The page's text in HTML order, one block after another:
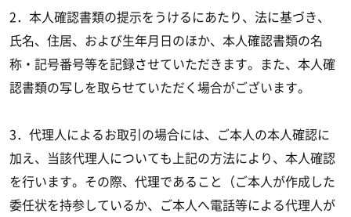
2．本人確認書類の提示をうけるにあたり、法に基づき、
氏名、住居、および生年月日のほか、本人確認書類の名
称・記号番号等を記録させていただきます。また、本人確
認書類の写しを取らせていただく場合がございます。
3．代理人によるお取引の場合には、ご本人の本人確認に
加え、当該代理人についても上記の方法により、本人確認
を行います。その際、代理であること（ご本人が作成した
委任状を持参しているか、ご本人へ電話等による代理人が